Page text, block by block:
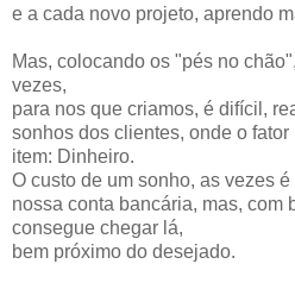
e a cada novo projeto, aprendo
Mas, colocando os "pés no
vezes,
para nos que criamos, é difícil,
sonhos dos clientes, onde o
item: Dinheiro.
O custo de um sonho, as vezes
nossa conta bancária, mas, com
consegue chegar lá,
bem próximo do desejado.